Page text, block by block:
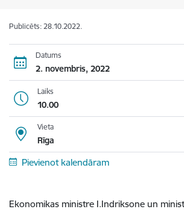
Publicēts: 28.10.2022.
Datums
2. novembris, 2022
Laiks
10.00
Vieta
Rīga
Pievienot kalendāram
Ekonomikas ministre I.Indriksone un